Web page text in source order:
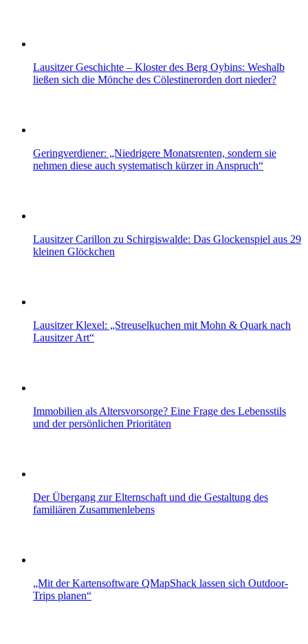
Lausitzer Geschichte – Kloster des Berg Oybins: Weshalb
ließen sich die Mönche des Cölestinerorden dort nieder?
Geringverdiener: „Niedrigere Monatsrenten, sondern sie
nehmen diese auch systematisch kürzer in Anspruch“
Lausitzer Carillon zu Schirgiswalde: Das Glockenspiel aus 29
kleinen Glöckchen
Lausitzer Klexel: „Streuselkuchen mit Mohn & Quark nach
Lausitzer Art“
Immobilien als Altersvorsorge? Eine Frage des Lebensstils
und der persönlichen Prioritäten
Der Übergang zur Elternschaft und die Gestaltung des
familiären Zusammenlebens
„Mit der Kartensoftware QMapShack lassen sich Outdoor-
Trips planen“